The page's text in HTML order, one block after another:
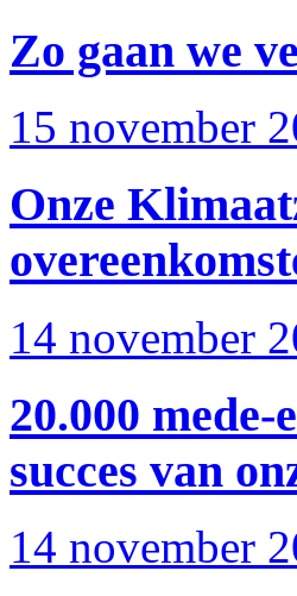
Zo gaan we
15 november
Onze
14 november
20.000
succes van
14 november